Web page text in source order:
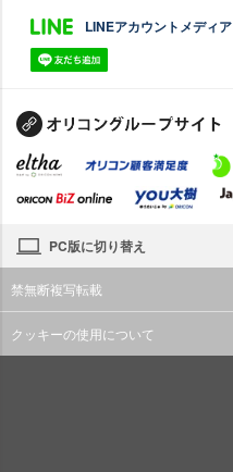
LINEアカウントメディア
PC版に切り替え
禁無断複写転載
クッキーの使用について